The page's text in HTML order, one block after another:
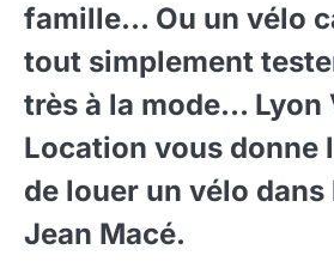
EMBED
famille… Ou un vélo
tout simplement
très à la mode… Lyon
Location vous donne
de louer un vélo
Jean Macé.